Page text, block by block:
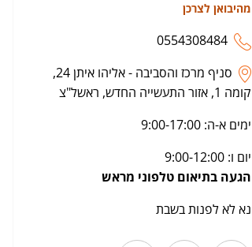
מהיבואן לצרכן
0554308484
סניף מרכז והסביבה - אליהו איתן 24,
קומה 1, אזור התעשייה החדש, ראשל"צ
ימים א-ה: 9:00-17:00
יום ו: 9:00-12:00
הגעה בתיאום טלפוני מראש
נא לא לפנות בשבת